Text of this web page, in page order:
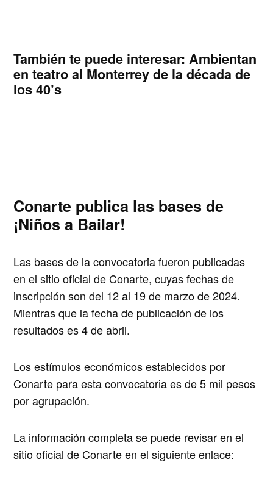
También te puede interesar:Ambientan
en teatro al Monterrey de la década de
los 40’s
Conarte publica las bases de
¡Niños a Bailar!
Las bases de la convocatoria fueron publicadas
en el sitio oficial de Conarte, cuyas fechas de
inscripción son del 12 al 19 de marzo de 2024.
Mientras que la fecha de publicación de los
resultados es 4 de abril.
Los estímulos económicos establecidos por
Conarte para esta convocatoria es de 5 mil pesos
por agrupación.
La información completa se puede revisar en el
sitio oficial de Conarte en el siguiente enlace: